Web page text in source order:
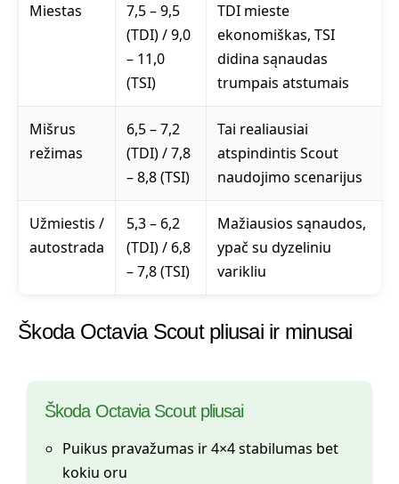
Miestas
7,5 – 9,5
(TDI) / 9,0
– 11,0
(TSI)
TDI mieste
ekonomiškas, TSI
didina sąnaudas
trumpais atstumais
Mišrus
režimas
6,5 – 7,2
(TDI) / 7,8
– 8,8 (TSI)
Tai realiausiai
atspindintis Scout
naudojimo scenarijus
Užmiestis /
autostrada
5,3 – 6,2
(TDI) / 6,8
– 7,8 (TSI)
Mažiausios sąnaudos,
ypač su dyzeliniu
varikliu
Škoda Octavia Scout pliusai ir minusai
Škoda Octavia Scout pliusai
Puikus pravažumas ir 4×4 stabilumas bet
kokiu oru